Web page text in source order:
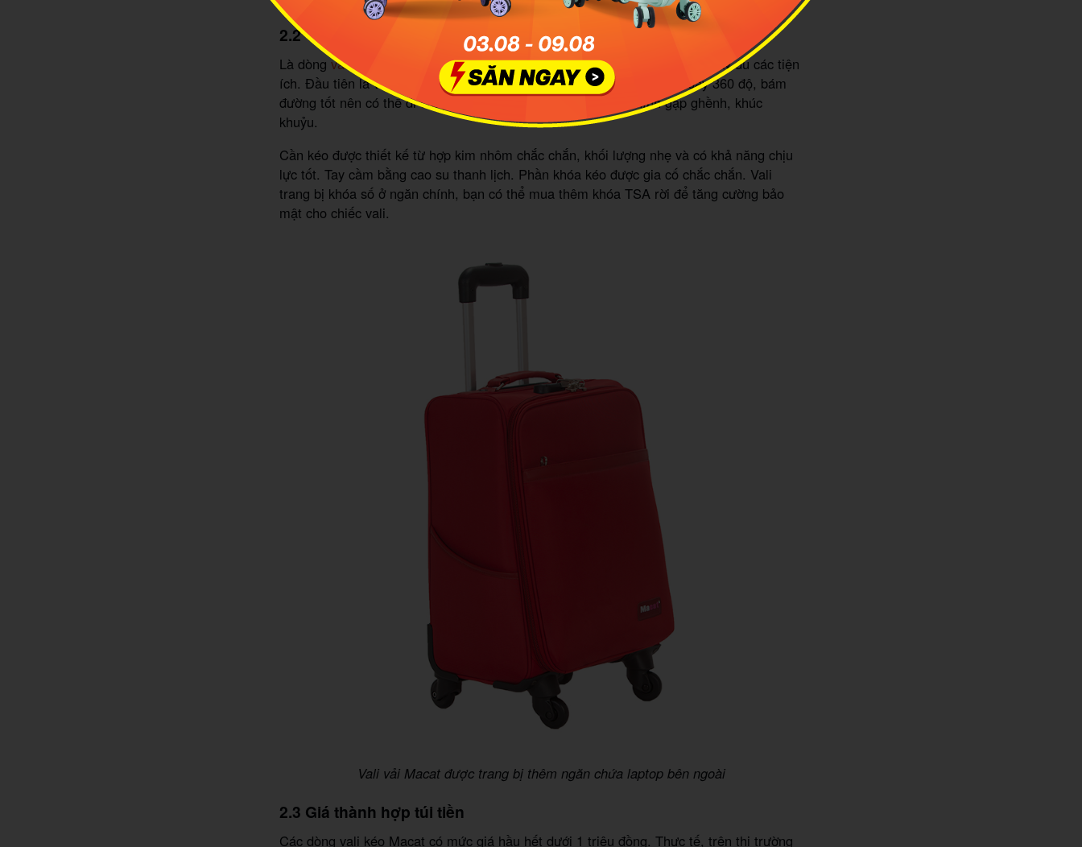
2.2 Vali Macat có tốt không - Các tiện ích được trang bị
Là dòngvali kéo vải
ở phân khúc giá rẻ nhưng Macat cũng được trang bị đầy đủ các tiện
ích. Đầu tiên là vali được tích hợp 4 bánh xe cao su chắc chắn, trục xoay 360 độ, bám
đường tốt nên có thể di chuyển êm ái, linh hoạt trên các địa hình gập ghềnh, khúc
khuỷu.
Cần kéo được thiết kế từ hợp kim nhôm chắc chắn, khối lượng nhẹ và có khả năng chịu
lực tốt. Tay cầm bằng cao su thanh lịch. Phần khóa kéo được gia cố chắc chắn. Vali
trang bị khóa số ở ngăn chính, bạn có thể mua thêm khóa TSA rời để tăng cường bảo
mật cho chiếc vali.
Vali vải Macat được trang bị thêm ngăn chứa laptop bên ngoài
2.3 Giá thành hợp túi tiền
Các dòng vali kéo Macat có mức giá hầu hết dưới 1 triệu đồng. Thực tế, trên thị trường